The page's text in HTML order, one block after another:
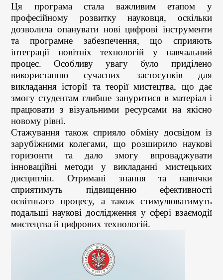
Ця програма стала важливим етапом у
професійному розвитку науковця, оскільки
дозволила опанувати нові цифрові інструменти
та програмне забезпечення, що сприяють
інтеграції новітніх технологій у навчальний
процес. Особливу увагу було приділено
використанню сучасних застосунків для
викладання історії та теорії мистецтва, що дає
змогу студентам глибше зануритися в матеріал і
працювати з візуальними ресурсами на якісно
новому рівні.
Стажування також сприяло обміну досвідом із
зарубіжними колегами, що розширило наукові
горизонти та дало змогу впроваджувати
інноваційні методи у викладанні мистецьких
дисциплін. Отримані знання та навички
сприятимуть підвищенню ефективності
освітнього процесу, а також стимулюватимуть
подальші наукові дослідження у сфері взаємодії
мистецтва й цифрових технологій.